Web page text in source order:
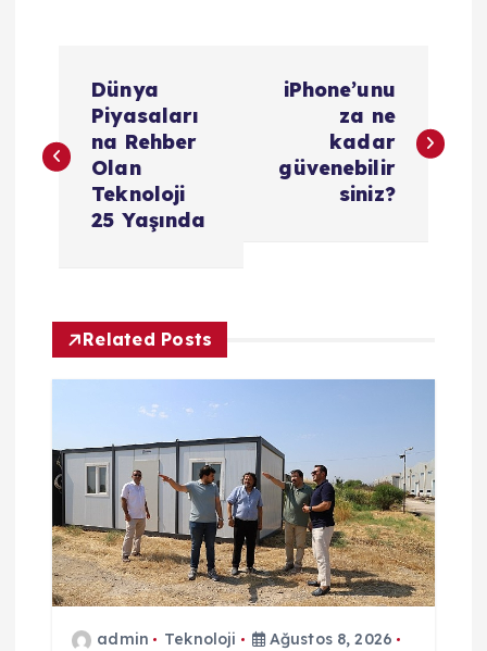
z
e
z
n
m
e
Dünya
Piyasaları
na Rehber
Olan
Teknoloji
25 Yaşında
iPhone’unu
za ne
kadar
güvenebilir
siniz?
Related Posts
admin Teknoloji
Ağustos 8, 2026